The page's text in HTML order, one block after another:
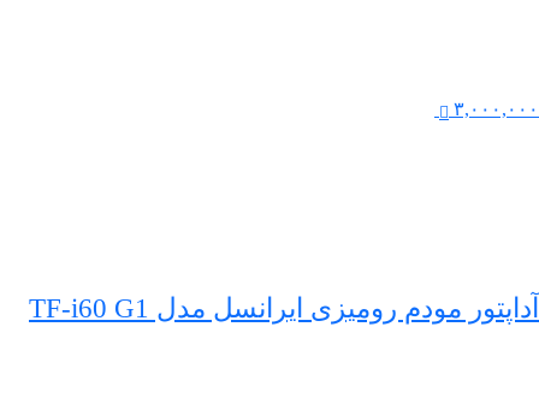
۳,۰۰۰,۰۰۰
آداپتور مودم رومیزی ایرانسل مدل TF-i60 G1